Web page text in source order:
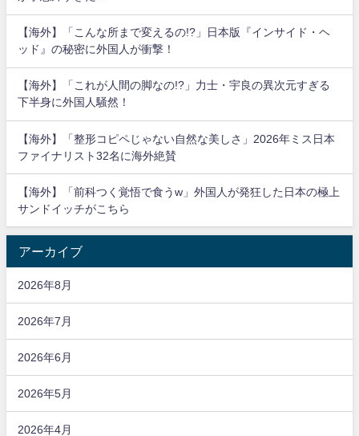
【海外】「こんな所まで変えるの!?」日本版『インサイド・ヘ
ッド』の秘密に外国人が衝撃！
【海外】「これが人間の脚なの!?」力士・宇良の異次元すぎる
下半身に外国人騒然！
【海外】「整形コピペじゃない自然な美しさ」2026年ミス日本
ファイナリスト32名に海外絶賛
【海外】「前科つく覚悟で食うw」外国人が発狂した日本の極上
サンドイッチがこちら
アーカイブ
2026年8月
2026年7月
2026年6月
2026年5月
2026年4月